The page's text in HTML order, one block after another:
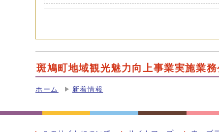
斑鳩町地域観光魅力向上事業実施業
ホーム 新着情報